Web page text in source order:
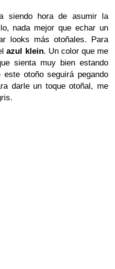
siendo hora de asumir la
nada mejor que echar un
looks más otoñales. Para
azul klein. Un color que me
sienta muy bien estando
otoño seguirá pegando
darle un toque otoñal, me